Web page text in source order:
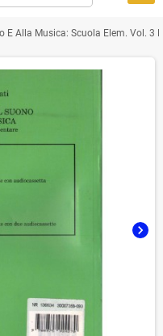
E Alla Musica: Scuola Elem. Vol. 3
chevron_right